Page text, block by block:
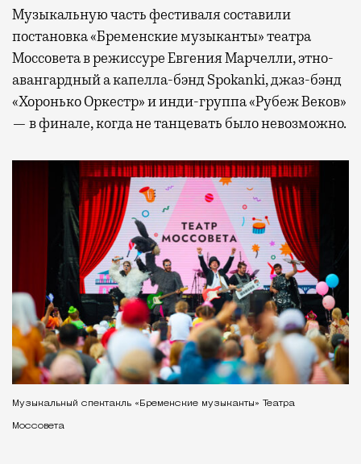
Музыкальную часть фестиваля составили
постановка «Бременские музыканты» театра
Моссовета в режиссуре Евгения Марчелли, этно-
авангардный а капелла-бэнд Spokanki, джаз-бэнд
«Хоронько Оркестр» и инди-группа «Рубеж Веков»
— в финале, когда не танцевать было невозможно.
Музыкальный спектакль «Бременские музыканты» Театра
Моссовета